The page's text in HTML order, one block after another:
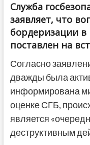
Служба
заявляет, что
бордеризации в
поставлен на
Согласно
дважды была
информирована
оценке СГБ,
является
деструктивным